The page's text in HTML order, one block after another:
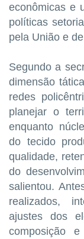
econômicas e
políticas
pela União e
Segundo a
dimensão
redes
planejar o
enquanto
do tecido
qualidade,
do
salientou.
realizados,
ajustes dos
composição